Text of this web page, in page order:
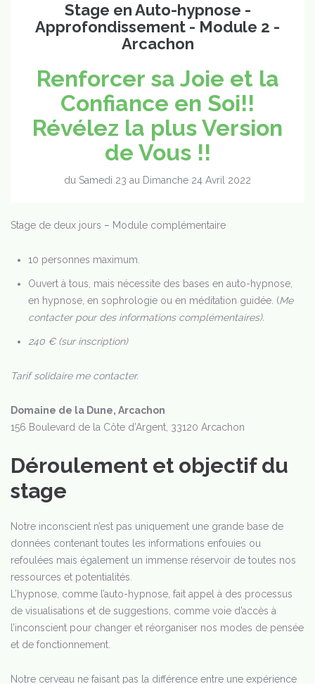
Stage en Auto-hypnose -
Approfondissement - Module 2 -
Arcachon
Renforcer sa Joie et la
Confiance en Soi!!
Révélez la plus Version
de Vous !!
du Samedi 23 au Dimanche 24 Avril 2022
Stage de deux jours – Module complémentaire
10 personnes maximum.
Ouvert à tous, mais nécessite des bases en auto-hypnose,
en hypnose, en sophrologie ou en méditation guidée. (Me
contacter pour des informations complémentaires).
240 € (sur inscription)
Tarif solidaire me contacter.
Domaine de la Dune, Arcachon
156 Boulevard de la Côte d’Argent, 33120 Arcachon
Déroulement et objectif du
stage
Notre inconscient n’est pas uniquement une grande base de
données contenant toutes les informations enfouies ou
refoulées mais également un immense réservoir de toutes nos
ressources et potentialités.
L’hypnose, comme l’auto-hypnose, fait appel à des processus
de visualisations et de suggestions, comme voie d’accès à
l’inconscient pour changer et réorganiser nos modes de pensée
et de fonctionnement.
Notre cerveau ne faisant pas la différence entre une expérience